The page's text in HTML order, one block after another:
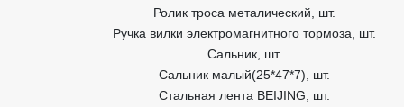
Ролик троса металический, шт.
Ручка вилки электромагнитного тормоза, шт.
Сальник, шт.
Сальник малый(25*47*7), шт.
Стальная лента BEIJING, шт.